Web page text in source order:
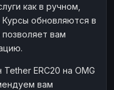
как в ручном,
обновляются в
вам
ERC20 на OMG
вам